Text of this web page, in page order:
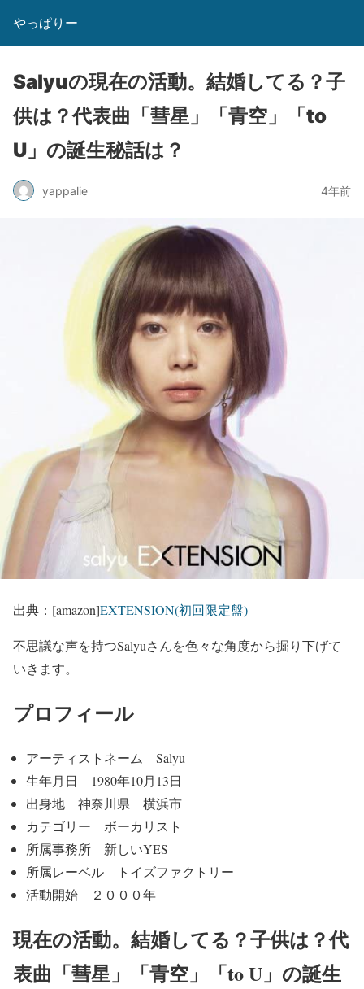
やっぱりー
Salyuの現在の活動。結婚してる？子
供は？代表曲「彗星」「青空」「to
U」の誕生秘話は？
yappalie 4年前
出典：[amazon]EXTENSION(初回限定盤)
不思議な声を持つSalyuさんを色々な角度から掘り下げて
いきます。
プロフィール
アーティストネーム Salyu
生年月日 1980年10月13日
出身地 神奈川県 横浜市
カテゴリー ボーカリスト
所属事務所 新しいYES
所属レーベル トイズファクトリー
活動開始 ２０００年
現在の活動。結婚してる？子供は？代
表曲「彗星」「青空」「to U」の誕生